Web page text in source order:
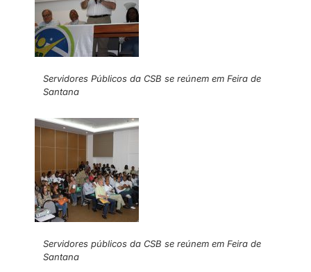
Servidores Públicos da CSB se reúnem em Feira de
Santana
Servidores públicos da CSB se reúnem em Feira de
Santana